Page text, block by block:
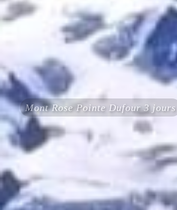
Mont Rose Pointe Dufour 3 jours